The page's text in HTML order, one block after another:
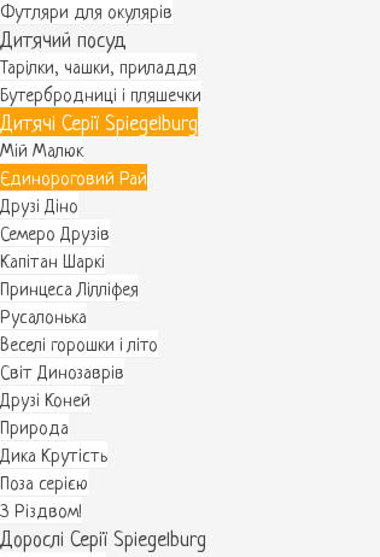
Футляри для окулярів
Дитячий посуд
Тарілки, чашки, приладдя
Бутербродниці і пляшечки
Дитячі Серії Spiegelburg
Мій Малюк
Єдинороговий Рай
Друзі Діно
Семеро Друзів
Капітан Шаркі
Принцеса Лілліфея
Русалонька
Веселі горошки і літо
Світ Динозаврів
Друзі Коней
Природа
Дика Крутість
Поза серією
З Різдвом!
Дорослі Серії Spiegelburg